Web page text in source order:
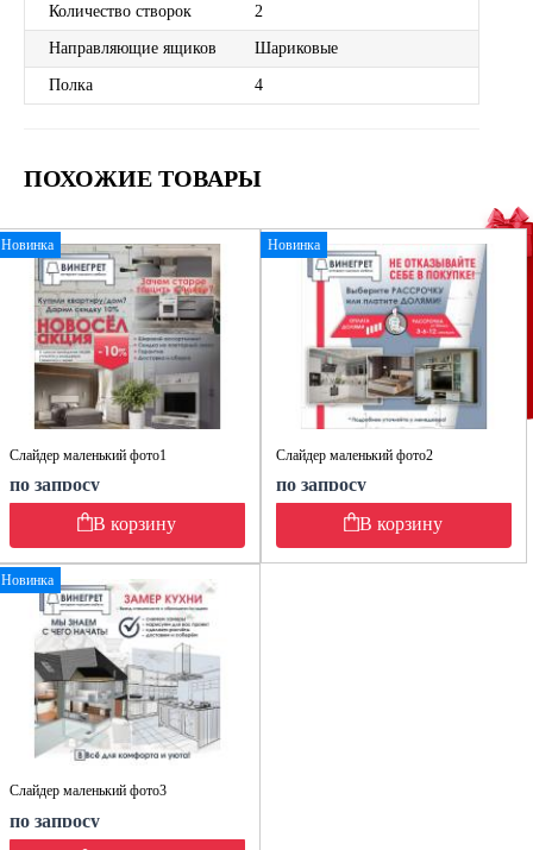
Количество створок 2
Направляющие ящиков Шариковые
Полка 4
ПОХОЖИЕ ТОВАРЫ
Новинка
Слайдер маленький фото1
по запросу
В корзину
Новинка
Слайдер маленький фото2
по запросу
В корзину
Новинка
Слайдер маленький фото3
по запросу